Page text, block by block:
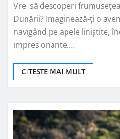
Vrei să descoperi
Dunării? Imaginează-ți o
navigând pe apele liniștite,
impresionante.…
CITEȘTE MAI MULT